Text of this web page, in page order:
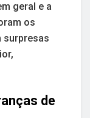
geral e a
os
surpresas
de